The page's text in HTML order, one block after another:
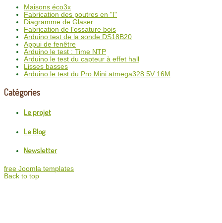
Maisons éco3x
Fabrication des poutres en "I"
Diagramme de Glaser
Fabrication de l'ossature bois
Arduino test de la sonde DS18B20
Appui de fenêtre
Arduino le test : Time NTP
Arduino le test du capteur à effet hall
Lisses basses
Arduino le test du Pro Mini atmega328 5V 16M
Catégories
Le projet
Le Blog
Newsletter
free Joomla templates
Back to top